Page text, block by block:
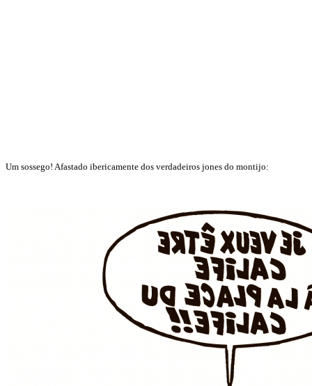
Um sossego! Afastado ibericamente dos verdadeiros jones do montijo: